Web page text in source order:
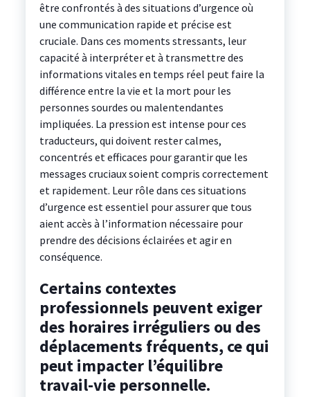
être confrontés à des situations d’urgence où
une communication rapide et précise est
cruciale. Dans ces moments stressants, leur
capacité à interpréter et à transmettre des
informations vitales en temps réel peut faire la
différence entre la vie et la mort pour les
personnes sourdes ou malentendantes
impliquées. La pression est intense pour ces
traducteurs, qui doivent rester calmes,
concentrés et efficaces pour garantir que les
messages cruciaux soient compris correctement
et rapidement. Leur rôle dans ces situations
d’urgence est essentiel pour assurer que tous
aient accès à l’information nécessaire pour
prendre des décisions éclairées et agir en
conséquence.
Certains contextes
professionnels peuvent exiger
des horaires irréguliers ou des
déplacements fréquents, ce qui
peut impacter l’équilibre
travail-vie personnelle.